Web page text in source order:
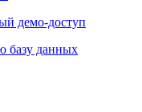
базу данных